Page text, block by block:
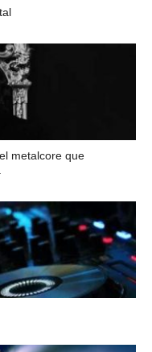
metalcore que